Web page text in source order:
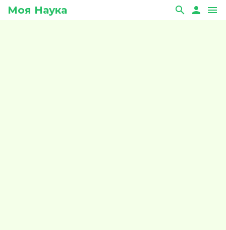
Моя Наука search person menu